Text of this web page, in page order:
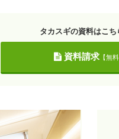
タカスギの資料はこち
資料請求【無料